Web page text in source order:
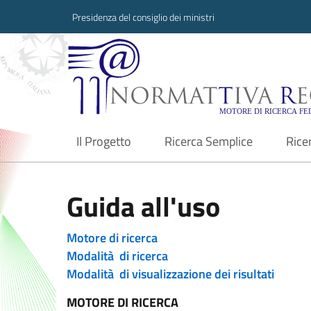
Presidenza del consiglio dei ministri
Normattiva
Il Progetto
current Ricerca Semplice
Guida all'uso
Motore di ricerca
Modalità di ricerca
Modalità di visualizzazione dei risultati
MOTORE DI RICERCA